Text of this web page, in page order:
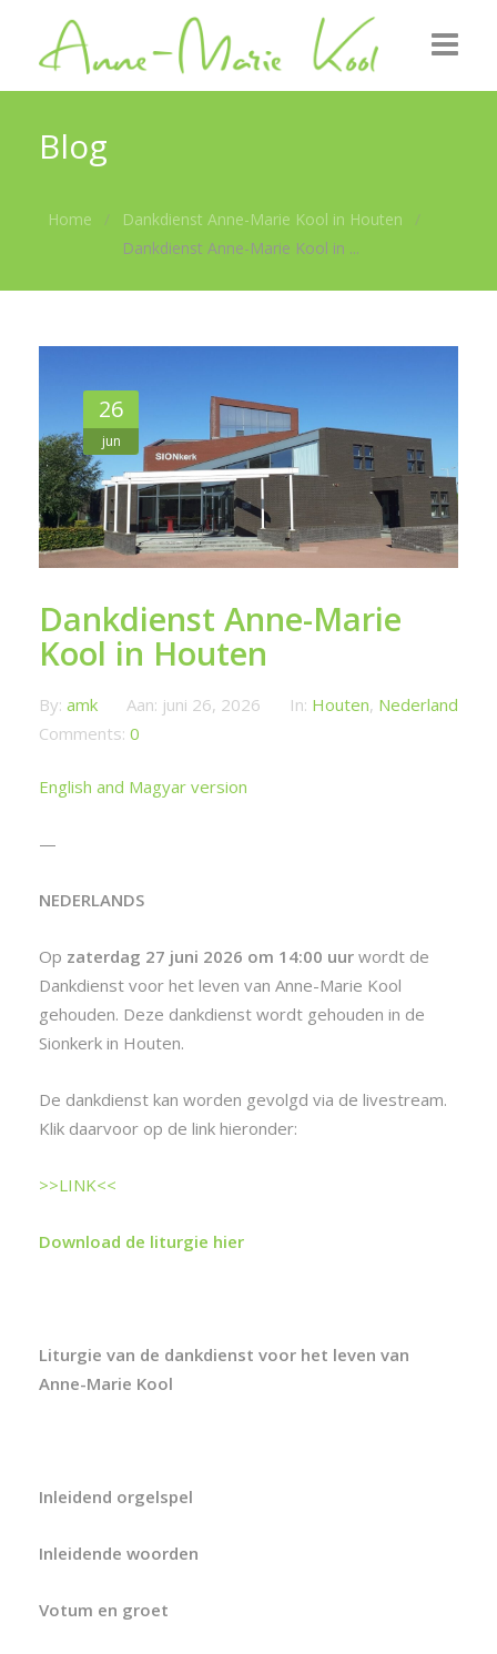
Uitgezonden
Blog
Home
Dankdienst Anne-Marie Kool in Houten
Dankdienst Anne-Marie Kool in ...
26
jun
Dankdienst Anne-Marie
Kool in Houten
By: amk Aan: juni 26, 2026 In: Houten, Nederland
Comments: 0
English and Magyar version
—
NEDERLANDS
Op zaterdag 27 juni 2026 om 14:00 uur wordt de
Dankdienst voor het leven van Anne-Marie Kool
gehouden. Deze dankdienst wordt gehouden in de
Sionkerk in Houten.
De dankdienst kan worden gevolgd via de livestream.
Klik daarvoor op de link hieronder:
>>LINK<<
Download de liturgie hier
Liturgie van de dankdienst voor het leven van
Anne-Marie Kool
Inleidend orgelspel
Inleidende woorden
Votum en groet